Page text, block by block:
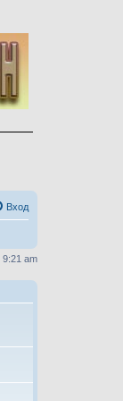
Вход
9:21 am